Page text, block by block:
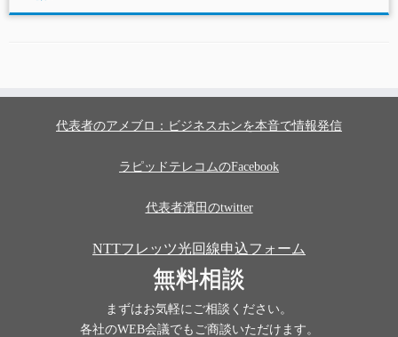
代表者のアメブロ：ビジネスホンを本音で情報発信
ラピッドテレコムのFacebook
代表者濱田のtwitter
NTTフレッツ光回線申込フォーム
無料相談
まずはお気軽にご相談ください。
各社のWEB会議でもご商談いただけます。